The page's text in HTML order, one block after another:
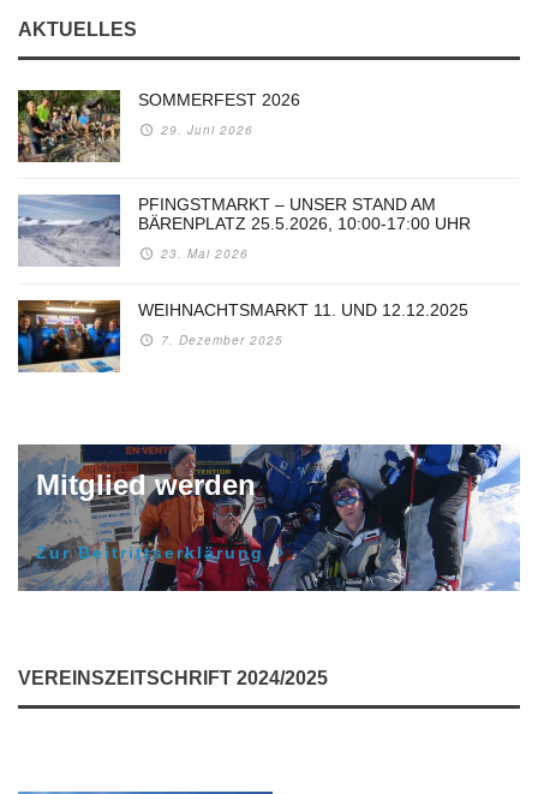
AKTUELLES
SOMMERFEST 2026
29. Juni 2026
PFINGSTMARKT – UNSER STAND AM
BÄRENPLATZ 25.5.2026, 10:00-17:00 UHR
23. Mai 2026
WEIHNACHTSMARKT 11. UND 12.12.2025
7. Dezember 2025
Mitglied werden
Zur Beitrittserklärung
VEREINSZEITSCHRIFT 2024/2025